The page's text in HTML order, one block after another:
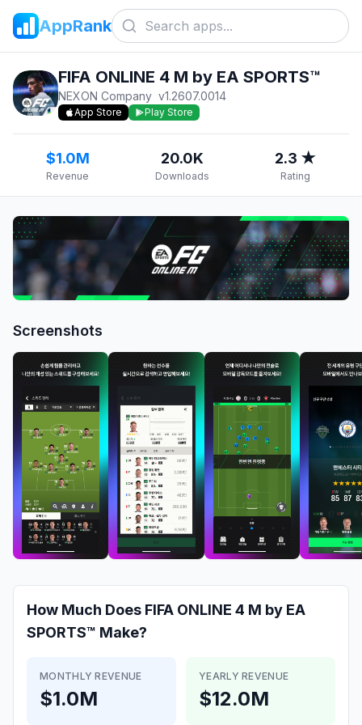
AppRank
FIFA ONLINE 4 M by EA SPORTS™
NEXON Company v1.2607.0014
App Store Play Store
$1.0M
Revenue
20.0K
Downloads
2.3 ★
Rating
Screenshots
How Much Does FIFA ONLINE 4 M by EA
SPORTS™ Make?
MONTHLY REVENUE
$1.0M
YEARLY REVENUE
$12.0M